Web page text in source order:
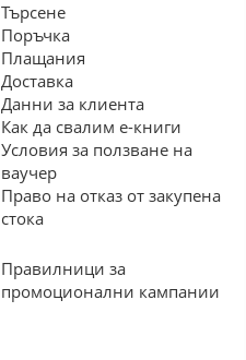
Търсене
Поръчка
Плащания
Доставка
Данни за клиента
Как да свалим е-книги
Условия за ползване на
ваучер
Право на отказ от закупена
стока
Правилници за
промоционални кампании